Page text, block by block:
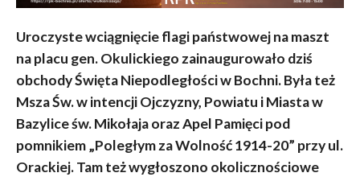
Uroczyste wciągnięcie flagi państwowej na maszt
na placu gen. Okulickiego zainaugurowało dziś
obchody Święta Niepodległości w Bochni. Była też
Msza Św. w intencji Ojczyzny, Powiatu i Miasta w
Bazylice św. Mikołaja oraz Apel Pamięci pod
pomnikiem „Poległym za Wolność 1914-20” przy ul.
Orackiej. Tam też wygłoszono okolicznościowe